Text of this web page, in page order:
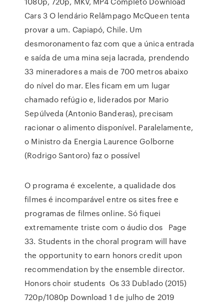
Cars 3 O lendário Relâmpago McQueen tenta
provar a um. Capiapó, Chile. Um
desmoronamento faz com que a única entrada
e saída de uma mina seja lacrada, prendendo
33 mineradores a mais de 700 metros abaixo
do nível do mar. Eles ficam em um lugar
chamado refúgio e, liderados por Mario
Sepúlveda (Antonio Banderas), precisam
racionar o alimento disponível. Paralelamente,
o Ministro da Energia Laurence Golborne
(Rodrigo Santoro) faz o possível
O programa é excelente, a qualidade dos
filmes é incomparável entre os sites free e
programas de filmes online. Só fiquei
extremamente triste com o áudio dos Page
33. Students in the choral program will have
the opportunity to earn honors credit upon
recommendation by the ensemble director.
Honors choir students Os 33 Dublado (2015)
720p/1080p Download 1 de julho de 2019